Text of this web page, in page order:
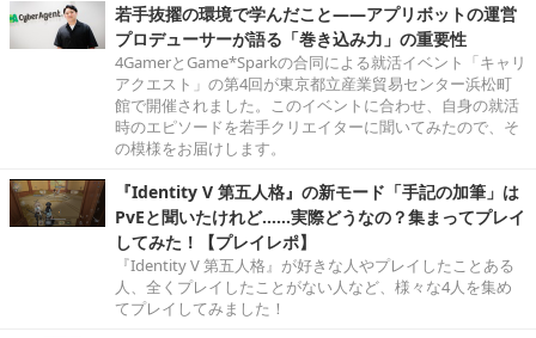
若手抜擢の環境で学んだこと――アプリボットの運営
プロデューサーが語る「巻き込み力」の重要性
4GamerとGame*Sparkの合同による就活イベント「キャリ
アクエスト」の第4回が東京都立産業貿易センター浜松町
館で開催されました。このイベントに合わせ、自身の就活
時のエピソードを若手クリエイターに聞いてみたので、そ
の模様をお届けします。
『Identity V 第五人格』の新モード「手記の加筆」は
PvEと聞いたけれど……実際どうなの？集まってプレイ
してみた！【プレイレポ】
『Identity V 第五人格』が好きな人やプレイしたことある
人、全くプレイしたことがない人など、様々な4人を集め
てプレイしてみました！